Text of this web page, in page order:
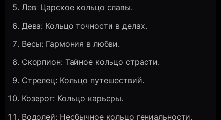
Лев: Царское кольцо славы.
Дева: Кольцо точности в делах.
Весы: Гармония в любви.
Скорпион: Тайное кольцо страсти.
Стрелец: Кольцо путешествий.
Козерог: Кольцо карьеры.
Водолей: Необычное кольцо гениальности.